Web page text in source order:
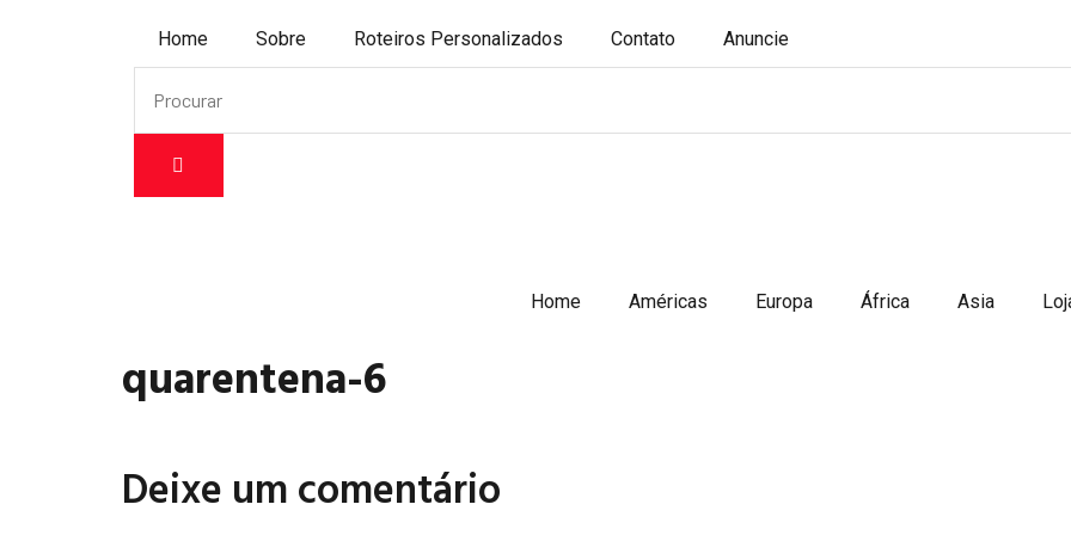
Home Sobre Roteiros Personalizados Contato Anuncie
Home Américas Europa África Asia
quarentena-6
Deixe um comentário